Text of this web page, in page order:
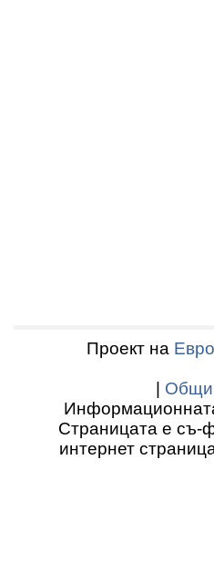
Проект на
Общи
Страницата е съ-
интернет